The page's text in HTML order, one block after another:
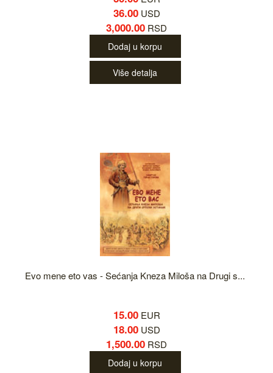
36.00USD
3,000.00 RSD
Dodaj u korpu
Više detalja
Evo mene eto vas - Sećanja Kneza Miloša na Drugi s...
15.00EUR
18.00USD
1,500.00 RSD
Dodaj u korpu